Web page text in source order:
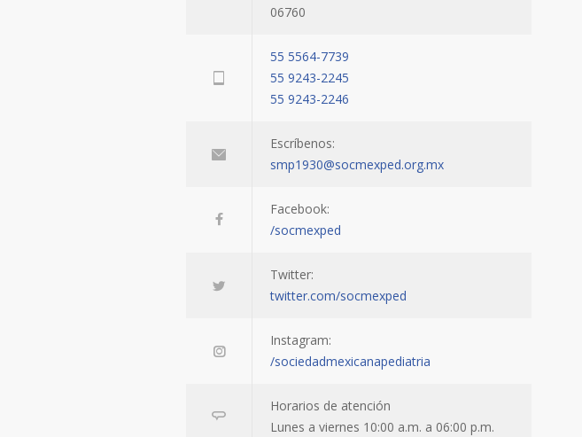
06760
55 5564-7739
55 9243-2245
55 9243-2246
Escríbenos:
smp1930@socmexped.org.mx
Facebook:
/socmexped
Twitter:
twitter.com/socmexped
Instagram:
/sociedadmexicanapediatria
Horarios de atención
Lunes a viernes 10:00 a.m. a 06:00 p.m.